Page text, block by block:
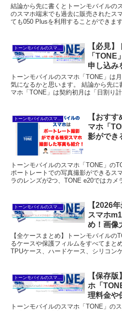
結論から先に書くとトーンモバイルの
のスマホ端末でも過去に販売されたス
ても050 Plusを利用することができま
【必見
「TONE
申し込み
トーンモバイルのスマホ「TONE」は
気になるかと思います。 結論から先に
マホ「TONE」は契約初月は「日割り
【おす
マホ「
影ができ
トーンモバイルのスマホ「TONE」の
ポートレートでの写真撮影ができるス
ラのレンズが2つ、TONE e20ではカメ
トーンモバイルのスマホ「TONE」の基本
【2026
スマホ
め！画像
【全ケースまとめ】トーンモバイルの
るケースや保護フィルムをすべてまと
TPUケース、ハードケース、シリコン
トーンモバイルのスマホ「TONE」の基本
【保存
ホ「
理料金や
トーンモバイルのスマホ「TONE」の